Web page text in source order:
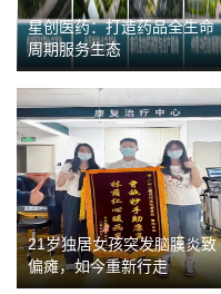
星创医药：打造药品全生命
周期服务生态
21岁独居女孩突发脑膜炎致
偏瘫，如今重新行走